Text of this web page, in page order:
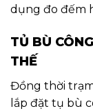
dụng đo đếm
TỦ BÙ
THẾ
Đồng thời
lắp đặt tụ bù